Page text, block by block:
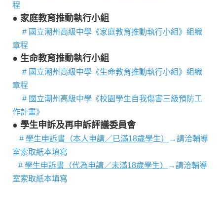
程
● 家庭教育推動執行小組
# 國立潮州高級中學《家庭教育推動執行小組》組織
章程
● 生命教育推動執行小組
# 國立潮州高級中學《生命教育推動執行小組》組織
章程
# 國立潮州高級中學《校園學生自我傷害三級預防工
作計畫》
● 學生申訴及再申訴評議委員會
# 學生申訴書（本人申請／已滿18歲學生）
→請洽輔導
室索取紙本填寫
# 學生申訴書（代為申請／未滿18歲學生）
→請洽輔導
室索取紙本填寫